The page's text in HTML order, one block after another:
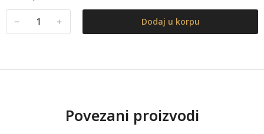
﹣ ﹢ Dodaj u korpu
Povezani proizvodi